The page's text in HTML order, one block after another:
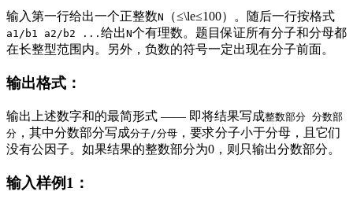
输入第一行给出一个正整数N （≤\le≤100）。随后一行按格式
a1/b1 a2/b2 ... 给出N个有理数。题目保证所有分子和分母都
在长整型范围内。另外，负数的符号一定出现在分子前面。
输出格式：
输出上述数字和的最简形式 —— 即将结果写成整数部分 分数部
分 ，其中分数部分写成分子/分母 ，要求分子小于分母，且它们
没有公因子。如果结果的整数部分为0，则只输出分数部分。
输入样例1：